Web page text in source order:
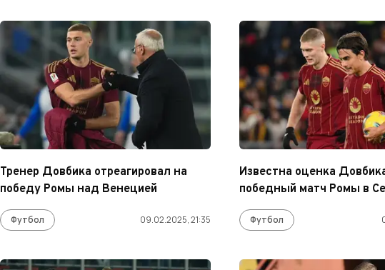
Тренер Довбика отреагировал на
победу Ромы над Венецией
Футбол 09.02.2025, 21:35
Известна оценка
победный матч Ромы в
Футбол